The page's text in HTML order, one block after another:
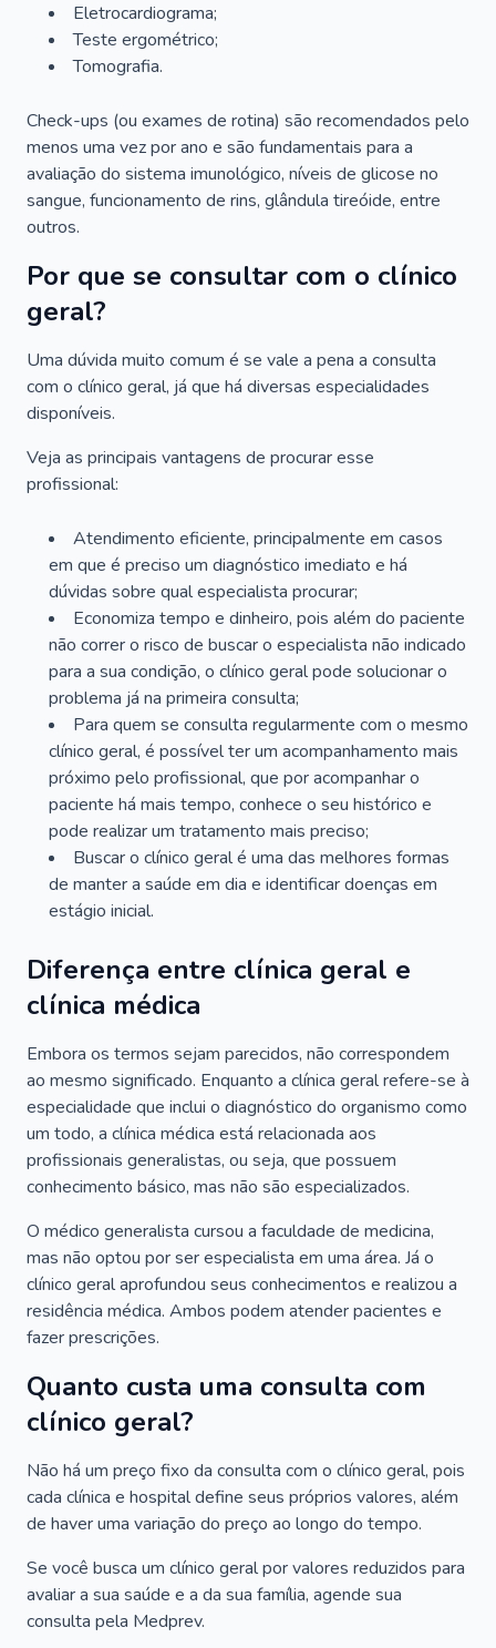
Eletrocardiograma;
Teste ergométrico;
Tomografia.
Check-ups (ou exames de rotina) são recomendados pelo
menos uma vez por ano e são fundamentais para a
avaliação do sistema imunológico, níveis de glicose no
sangue, funcionamento de rins, glândula tireóide, entre
outros.
Por que se consultar com o clínico
geral?
Uma dúvida muito comum é se vale a pena a consulta
com o clínico geral, já que há diversas especialidades
disponíveis.
Veja as principais vantagens de procurar esse
profissional:
Atendimento eficiente, principalmente em casos
em que é preciso um diagnóstico imediato e há
dúvidas sobre qual especialista procurar;
Economiza tempo e dinheiro, pois além do paciente
não correr o risco de buscar o especialista não indicado
para a sua condição, o clínico geral pode solucionar o
problema já na primeira consulta;
Para quem se consulta regularmente com o mesmo
clínico geral, é possível ter um acompanhamento mais
próximo pelo profissional, que por acompanhar o
paciente há mais tempo, conhece o seu histórico e
pode realizar um tratamento mais preciso;
Buscar o clínico geral é uma das melhores formas
de manter a saúde em dia e identificar doenças em
estágio inicial.
Diferença entre clínica geral e
clínica médica
Embora os termos sejam parecidos, não correspondem
ao mesmo significado. Enquanto a clínica geral refere-se à
especialidade que inclui o diagnóstico do organismo como
um todo, a clínica médica está relacionada aos
profissionais generalistas, ou seja, que possuem
conhecimento básico, mas não são especializados.
O médico generalista cursou a faculdade de medicina,
mas não optou por ser especialista em uma área. Já o
clínico geral aprofundou seus conhecimentos e realizou a
residência médica. Ambos podem atender pacientes e
fazer prescrições.
Quanto custa uma consulta com
clínico geral?
Não há um preço fixo da consulta com o clínico geral, pois
cada clínica e hospital define seus próprios valores, além
de haver uma variação do preço ao longo do tempo.
Se você busca um clínico geral por valores reduzidos para
avaliar a sua saúde e a da sua família, agende sua
consulta pela Medprev.